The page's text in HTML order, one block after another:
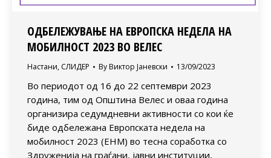
ОДБЕЛЕЖУВАЊЕ НА ЕВРОПСКА НЕДЕЛА НА
МОБИЛНОСТ 2023 ВО ВЕЛЕС
Настани, СЛИДЕР By Виктор Јаневски 13/09/2023
Во периодот од 16 до 22 септември 2023
година, тим од Општина Велес и оваа година
организира седумдневни активности со кои ќе
биде одбележана Европската недела на
мобилност 2023 (ЕНМ) во тесна соработка со
Здруженија на граѓани, јавни институции,